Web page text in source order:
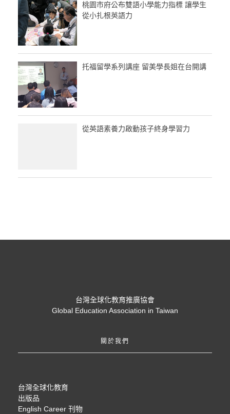
桃園市府公布雙語小學能力指標 讓學生
從小扎根英語力
托福留學系列講座 留美學長姐在台開講
從英語素養力啟動孩子終身學習力
台灣全球化教育推廣協會
Global Education Association in Taiwan
關於我們
台灣全球化教育
出版品
English Career 刊物